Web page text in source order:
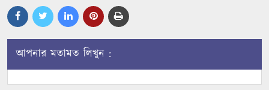
আপনার মতামত লিখুন :